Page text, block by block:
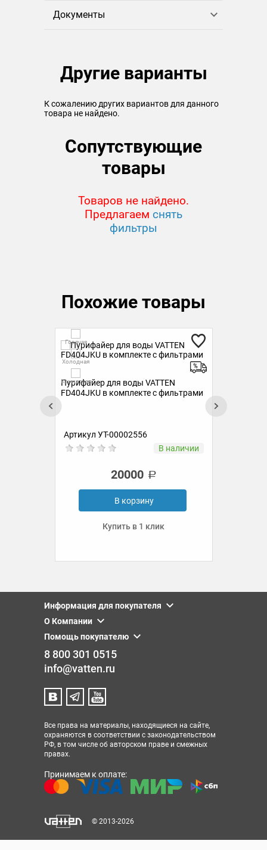
Документы
Другие варианты
К сожалению других вариантов для данного
товара не найдено.
Сопутствующие
товары
Товаров не найдено.
Предлагаем снять
фильтры
Похожие товары
Горячая
Холодная
Комнатная
Пурифайер VATTEN FV707WKU в
комплекте с фильтрами
Артикул УТ-00002555
В наличии
23900
В корзину
Купить в 1 клик
Информация для покупателя
О Компании
Помощь покупателю
8 800 301 0515
info@vatten.ru
Все права на материалы, находящиеся на сайте,
охраняются в соответствии с законодательством
РФ, в том числе об авторском праве и смежных
правах.
Принимаем к оплате:
© 2013-2026